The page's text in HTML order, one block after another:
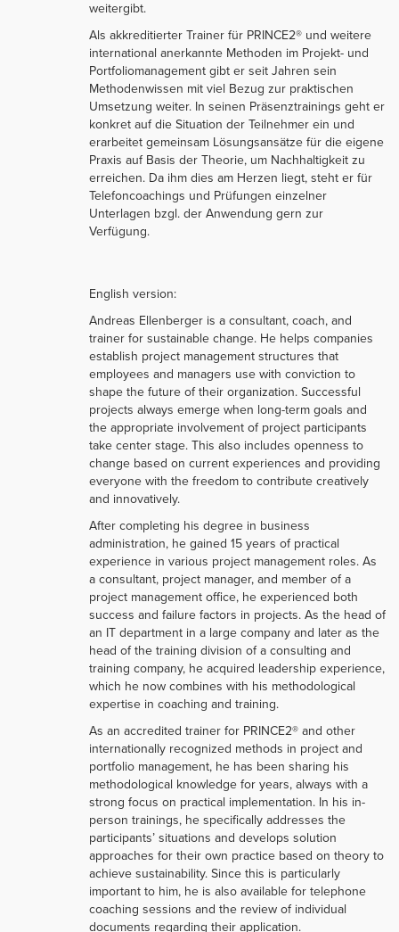
weitergibt.
Als akkreditierter Trainer für PRINCE2® und weitere
international anerkannte Methoden im Projekt- und
Portfoliomanagement gibt er seit Jahren sein
Methodenwissen mit viel Bezug zur praktischen
Umsetzung weiter. In seinen Präsenztrainings geht er
konkret auf die Situation der Teilnehmer ein und
erarbeitet gemeinsam Lösungsansätze für die eigene
Praxis auf Basis der Theorie, um Nachhaltigkeit zu
erreichen. Da ihm dies am Herzen liegt, steht er für
Telefoncoachings und Prüfungen einzelner
Unterlagen bzgl. der Anwendung gern zur
Verfügung.
English version:
Andreas Ellenberger is a consultant, coach, and
trainer for sustainable change. He helps companies
establish project management structures that
employees and managers use with conviction to
shape the future of their organization. Successful
projects always emerge when long-term goals and
the appropriate involvement of project participants
take center stage. This also includes openness to
change based on current experiences and providing
everyone with the freedom to contribute creatively
and innovatively.
After completing his degree in business
administration, he gained 15 years of practical
experience in various project management roles. As
a consultant, project manager, and member of a
project management office, he experienced both
success and failure factors in projects. As the head of
an IT department in a large company and later as the
head of the training division of a consulting and
training company, he acquired leadership experience,
which he now combines with his methodological
expertise in coaching and training.
As an accredited trainer for PRINCE2® and other
internationally recognized methods in project and
portfolio management, he has been sharing his
methodological knowledge for years, always with a
strong focus on practical implementation. In his in-
person trainings, he specifically addresses the
participants’ situations and develops solution
approaches for their own practice based on theory to
achieve sustainability. Since this is particularly
important to him, he is also available for telephone
coaching sessions and the review of individual
documents regarding their application.